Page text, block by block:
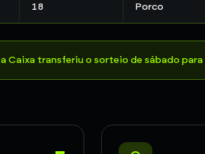
18 Porco
a Caixa transferiu o sorteio de sábado para